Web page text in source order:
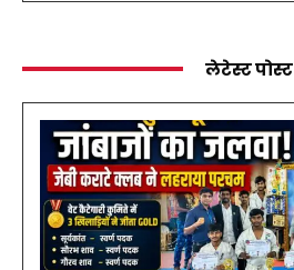
लेटेस्ट पोस्ट